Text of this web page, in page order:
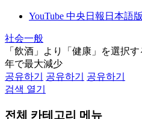
YouTube 中央日報日本語版
社会一般
「飲酒」より「健康」を選択
年で最大減少
공유하기
공유하기
공유하기
검색 열기
전체 카테고리 메뉴